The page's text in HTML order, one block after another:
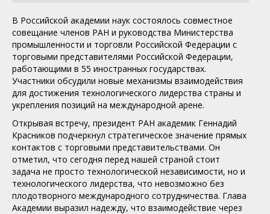
В Российской академии наук состоялось совместное
совещание членов РАН и руководства Министерства
промышленности и торговли Российской Федерации с
торговыми представителями Российской Федерации,
работающими в 55 иностранных государствах.
Участники обсудили новые механизмы взаимодействия
для достижения технологического лидерства страны и
укрепления позиций на международной арене.
Открывая встречу, президент РАН академик Геннадий
Красников подчеркнул стратегическое значение прямых
контактов с торговыми представительствами. Он
отметил, что сегодня перед нашей страной стоит
задача не просто технологической независимости, но и
технологического лидерства, что невозможно без
плодотворного международного сотрудничества. Глава
Академии выразил надежду, что взаимодействие через